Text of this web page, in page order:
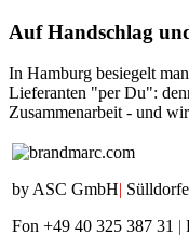
AufHandschlag
In Hamburg besiegelt
Lieferanten "per Du":
Zusammenarbeit - und
by ASC GmbH|
Fon +49 40 325 387 31 |